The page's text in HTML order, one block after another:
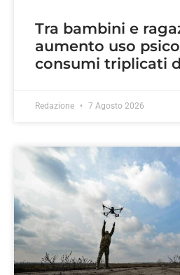
Tra bambini e
aumento uso
consumi triplicati
Redazione 7 Agosto 2026